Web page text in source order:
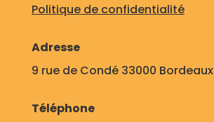
Politique de confidentialité
Adresse
9 rue de Condé 33000 Bordeaux
Téléphone